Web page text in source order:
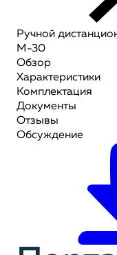
Ручной
М-30
Обзор
Характеристики
Комплектация
Документы
Отзывы
Обсуждение